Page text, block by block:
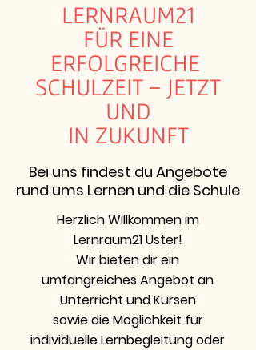
LERNRAUM21
FÜR EINE
ERFOLGREICHE
SCHULZEIT – JETZT
UND
IN ZUKUNFT
Bei uns findest du Angebote
rund ums Lernen und die Schule
Herzlich Willkommen im
Lernraum21 Uster!
Wir bieten dir ein
umfangreiches Angebot an
Unterricht und Kursen
sowie die Möglichkeit für
individuelle Lernbegleitung oder